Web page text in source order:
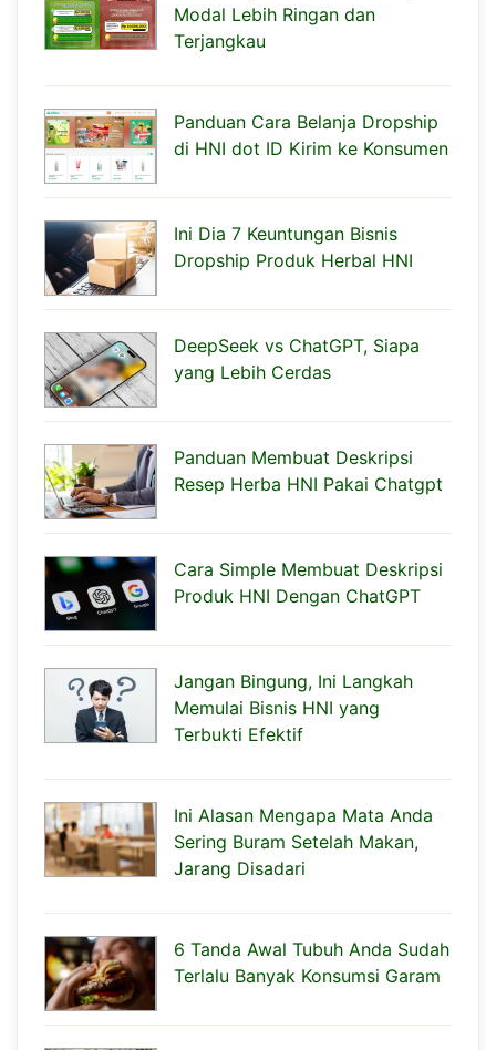
Modal Lebih Ringan dan
Terjangkau
Panduan Cara Belanja Dropship
di HNI dot ID Kirim ke Konsumen
Ini Dia 7 Keuntungan Bisnis
Dropship Produk Herbal HNI
DeepSeek vs ChatGPT, Siapa
yang Lebih Cerdas
Panduan Membuat Deskripsi
Resep Herba HNI Pakai Chatgpt
Cara Simple Membuat Deskripsi
Produk HNI Dengan ChatGPT
Jangan Bingung, Ini Langkah
Memulai Bisnis HNI yang
Terbukti Efektif
Ini Alasan Mengapa Mata Anda
Sering Buram Setelah Makan,
Jarang Disadari
6 Tanda Awal Tubuh Anda Sudah
Terlalu Banyak Konsumsi Garam